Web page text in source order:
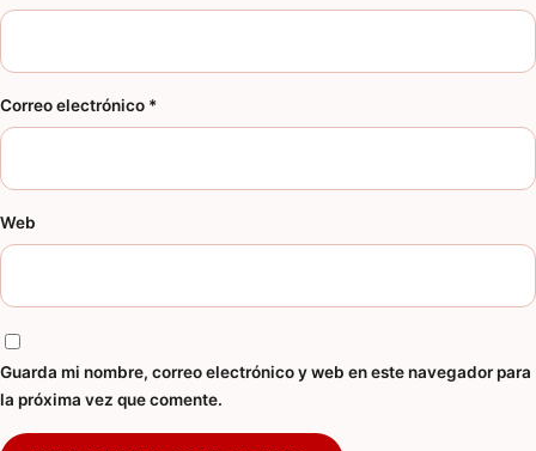
Correo electrónico *
Web
Guarda mi nombre, correo electrónico y web en este navegador para
la próxima vez que comente.